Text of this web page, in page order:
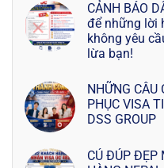
CẢNH BÁO
để những lời
không yêu
lừa bạn!
NHỮNG CÂU
PHỤC VISA
DSS GROUP
CÚ ĐÚP ĐẸP